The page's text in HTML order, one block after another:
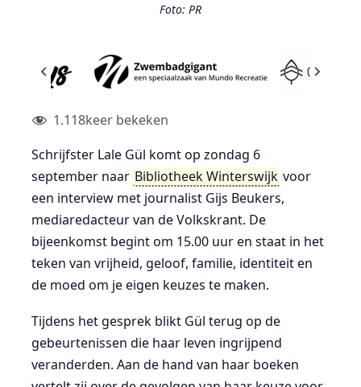
Foto: PR
1.118keer bekeken
Schrijfster Lale Gül komt op zondag 6
september naar Bibliotheek Winterswijk voor
een interview met journalist Gijs Beukers,
mediaredacteur van de Volkskrant. De
bijeenkomst begint om 15.00 uur en staat in het
teken van vrijheid, geloof, familie, identiteit en
de moed om je eigen keuzes te maken.
Tijdens het gesprek blikt Gül terug op de
gebeurtenissen die haar leven ingrijpend
veranderden. Aan de hand van haar boeken